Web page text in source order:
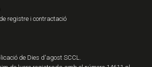
registre i contractació
de Dies d'agost SCCL.